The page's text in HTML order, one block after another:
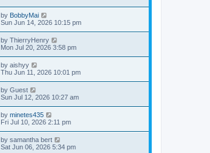
by BobbyMai
Sun Jun 14, 2026 10:15 pm
by ThierryHenry
Mon Jul 20, 2026 3:58 pm
by aishyy
Thu Jun 11, 2026 10:01 pm
by Guest
Sun Jul 12, 2026 10:27 am
by minetes435
Fri Jul 10, 2026 2:11 pm
by samantha bert
Sat Jun 06, 2026 5:34 pm